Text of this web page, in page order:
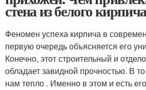
стена из белого
Феномен успеха кирпича в
первую очередь объясняется его
Конечно, этот строительный и
обладает завидной прочностью. В
нам тепло . Именно в этом и есть